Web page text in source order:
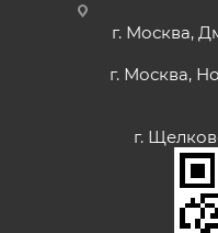
г. Москва,
г. Москва,
г.